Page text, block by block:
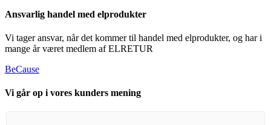
Ansvarlig handel med elprodukter
Vi tager ansvar, når det kommer til handel med elprodukter, og har i
mange år været medlem af ELRETUR
BeCause
Vi går op i vores kunders mening